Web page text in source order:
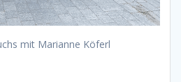
mit Marianne Köferl